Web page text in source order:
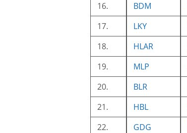
16.
BDM
17.
LKY
18.
HLAR
19.
MLP
20.
BLR
21.
HBL
22.
GDG